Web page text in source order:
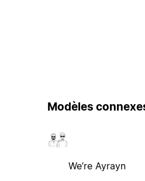
Modèles
We’re Ayrayn